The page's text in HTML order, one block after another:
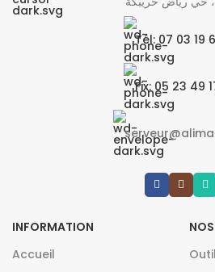
Tél: 07 03 19
Fix: 05 23 49
INFORMATION
Accueil